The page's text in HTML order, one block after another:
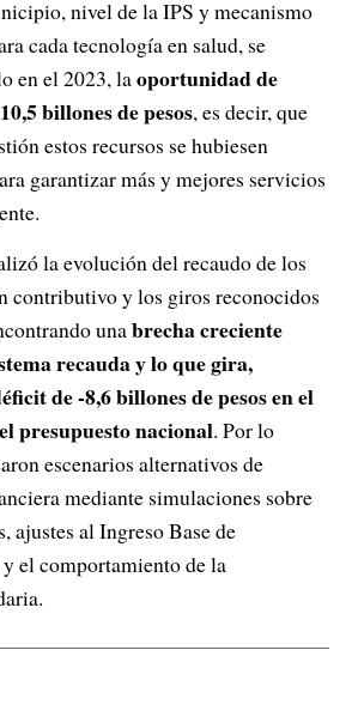
nivel de la IPS y mecanismo
cada tecnología en salud, se
en el 2023, laoportunidad de
billones de pesos, es decir, que
estos recursos se hubiesen
garantizar más y mejores servicios
la evolución del recaudo de los
contributivo y los giros reconocidos
unabrecha creciente
recauda y lo que gira,
de -8,6 billones de pesos en el
presupuesto nacional. Por lo
escenarios alternativos de
mediante simulaciones sobre
ajustes al Ingreso Base de
el comportamiento de la